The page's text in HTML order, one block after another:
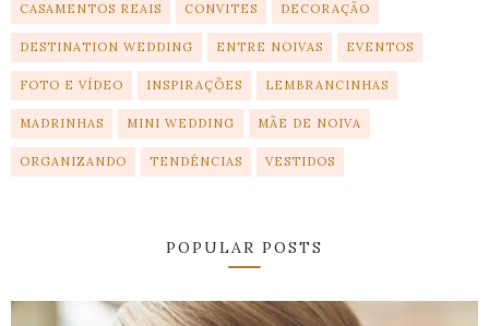
CASAMENTOS REAIS CONVITES DECORAÇÃO
DESTINATION WEDDING ENTRE NOIVAS EVENTOS
FOTO E VÍDEO INSPIRAÇÕES LEMBRANCINHAS
MADRINHAS MINI WEDDING MÃE DE NOIVA
ORGANIZANDO TENDÊNCIAS VESTIDOS
POPULAR POSTS